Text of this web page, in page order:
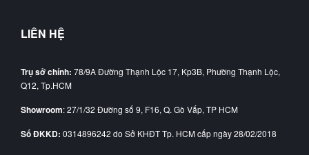
LIÊN HỆ
Trụ sở chính: 78/9A Đường Thạnh Lộc 17, Kp3B, Phường Thạnh Lộc,
Q12, Tp.HCM
Showroom: 27/1/32 Đường số 9, F16, Q. Gò Vấp, TP HCM
Số ĐKKD: 0314896242 do Sở KHĐT Tp. HCM cấp ngày 28/02/2018